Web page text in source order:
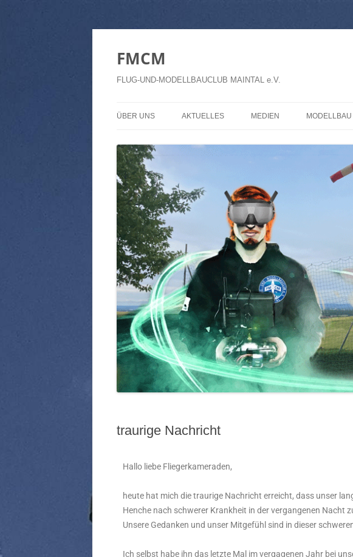
FMCM
FLUG-UND-MODELLBAUCLUB MAINTAL e.V.
ÜBER UNS
FLUGPLATZ
GASTFLIEGEN
HALLENFLIEGEN
LEHRER-SCHÜLER FLIEGEN
AUSHANG
AKTUELLES
ARBEITSEINSÄTZE
MEDIEN
ALLE BEITRÄGE
PAPIERKRAM
MODELLBAU
traurige Nachricht
Hallo liebe Fliegerkameraden,
heute hat mich die traurige Nachricht erreicht, dass unser
Henche nach schwerer Krankheit in der vergangenen Nacht
Unsere Gedanken und unser Mitgefühl sind in dieser
Ich selbst habe ihn das letzte Mal im vergagenen Jahr bei